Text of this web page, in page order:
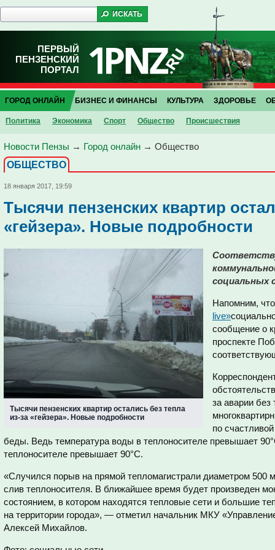
ПЕРВЫЙ
ПЕНЗЕНСКИЙ
ПОРТАЛ
ГОРОД ОНЛАЙН
Политика Экономика Спорт Общество Проиcшествия
БИЗНЕС И ФИНАНСЫ КУЛЬТУРА ЗДОРОВЬЕ
Новости Пензы → Город онлайн → Общество
ОБЩЕСТВО
18 января 2017, 19:59
Тысячи пензенских квартир
«гейзера». Новые подробности
Тысячи пензенских квартир остались без тепла
из-за «гейзера». Новые подробности
социальных
Напомним,
live»
сообщение о
проспекте
за аварии без
по
беды. Ведь температура воды в теплоносителе превышает
теплоносителе превышает 90°C.
«Случился порыв на прямой тепломагистрали диаметром 500
слив теплоносителя. В ближайшее время будет произведен
состоянием, в котором находятся тепловые сети и большие
на территории города», — отметил начальник МКУ
Алексей Михайлов.